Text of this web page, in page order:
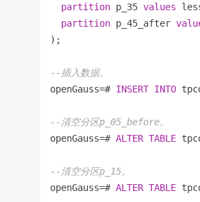
partition p_35 values
partition p_45_after
);
--插入数据。
openGauss=# INSERT INTO
--清空分区p_05_before。
openGauss=# ALTER TABLE
--清空分区p_15。
openGauss=# ALTER TABLE